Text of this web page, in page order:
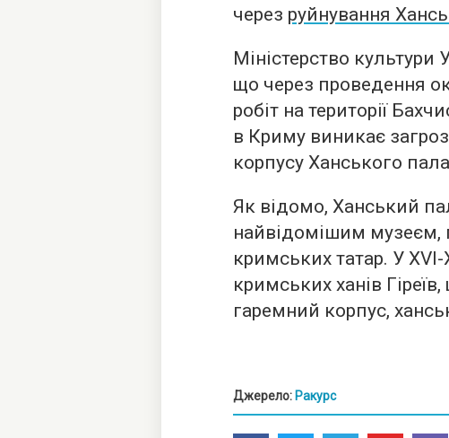
через руйнування
Міністерство культури
що через проведення
робіт на території
в Криму виникає
корпусу Ханського
Як відомо, Ханський
найвідомішим музеєм,
кримських татар. У
кримських ханів
гаремний корпус,
Джерело: Ракурс